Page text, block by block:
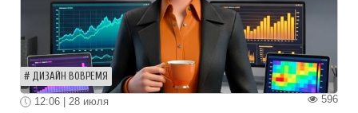
ДИЗАЙН ВОВРЕМЯ
596
12:06 | 28 июля